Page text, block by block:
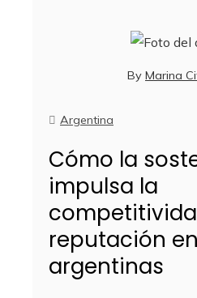
By Marina
Argentina
Cómo la
impulsa la
reputación
argentinas